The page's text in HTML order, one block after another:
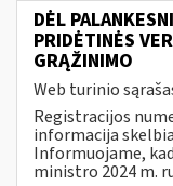
DĖL
PRIDĖTINĖS
GRĄŽINIMO
Web turinio
Registracijos
informacija
Informuojame,
ministro 2024 m.